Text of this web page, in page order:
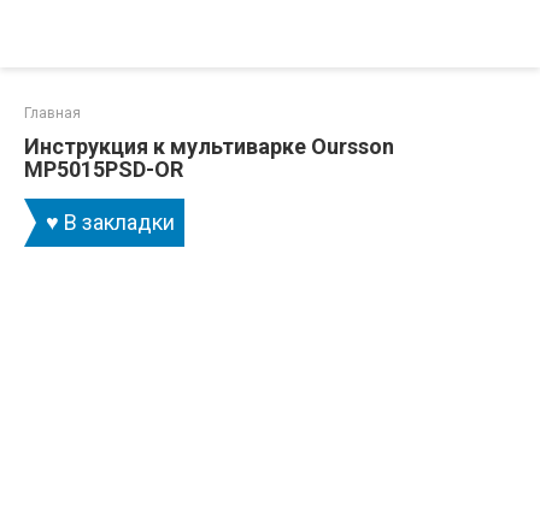
Главная
Инструкция к мультиварке Oursson
MP5015PSD-OR
♥ В закладки